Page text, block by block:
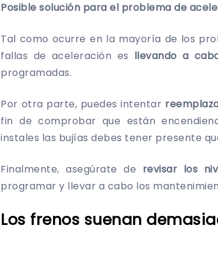
Posible solución para el problema de
Tal como ocurre en la mayoría de los
fallas de aceleración es llevando a
programadas.
Por otra parte, puedes intentar
fin de comprobar que están
instales las bujías debes tener presente
Finalmente, asegúrate de revisar los
programar y llevar a cabo los
Los frenos suenan